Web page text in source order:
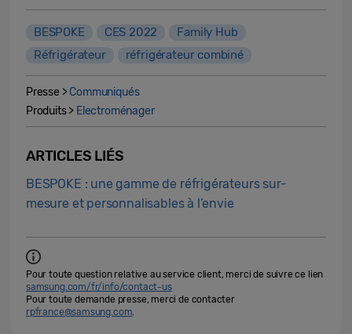
BESPOKE CES 2022
Family Hub
Réfrigérateur
réfrigérateur combiné
Presse >Communiqués
Produits > Electroménager
ARTICLES LIÉS
BESPOKE : une gamme de réfrigérateurs sur-
mesure et personnalisables à l’envie
Pour toute question relative au service client, merci de suivre ce lien
samsung.com/fr/info/contact-us
Pour toute demande presse, merci de contacter
rpfrance@samsung.com